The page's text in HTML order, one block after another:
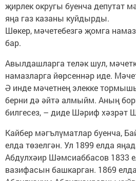
җирлек округы буенча депутат
яңа газ казаны куйдырды.
Шөкер, мәчетебезгә җомга
бар.
Авылдашларга теләк шул,
намазларга йөрсеннәр иде.
Ә инде мәчетнең элекке
берни дә әйтә алмыйм. Аның
билгесез, – диде Шәриф хәзрәт
Кайбер мәгълүматлар буенча,
елда төзелгән. Ул 1899 елда
Абдулхәир Шәмсиаб­басов 1833
вазифасын башкарган. 1869